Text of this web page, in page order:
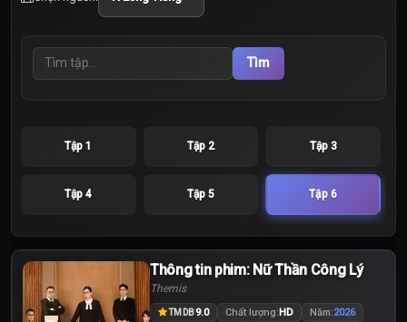
Tìm
Tập 1 Tập 2 Tập 3
Tập 4 Tập 5 Tập 6
Thông tin phim: Nữ Thần Công Lý
Themis
TMDB9.0 Chất lượng:HD Năm:2026